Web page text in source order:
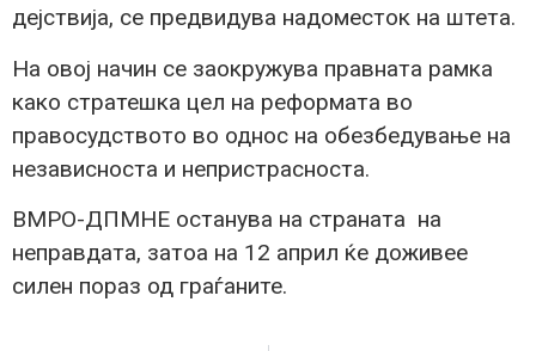
дејствија, се предвидува надоместок на штета.
На овој начин се заокружува правната рамка
како стратешка цел на реформата во
правосудството во однос на обезбедување на
независноста и непристрасноста.
ВМРО-ДПМНЕ останува на страната на
неправдата, затоа на 12 април ќе доживее
силен пораз од граѓаните.